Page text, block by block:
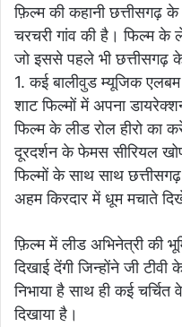
फ़िल्म की कहानी छत्तीसगढ़
चरचरी गांव की है। फिल्म के
जो इससे पहले भी छत्तीसगढ़
1. कई बालीवुड म्यूजिक
शाट फिल्मों में अपना
फिल्म के लीड रोल हीरो का
दूरदर्शन के फेमस सीरियल
फिल्मों के साथ साथ
अहम किरदार में धूम मचाते
फ़िल्म में लीड अभिनेत्री की
दिखाई देंगी जिन्होंने जी
निभाया है साथ ही कई
दिखाया है।